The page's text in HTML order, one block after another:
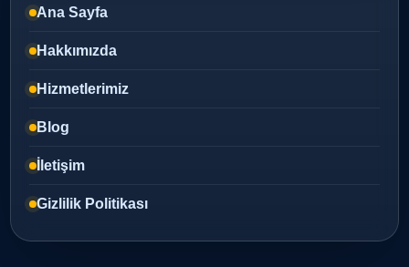
Ana Sayfa
Hakkımızda
Hizmetlerimiz
Blog
İletişim
Gizlilik Politikası